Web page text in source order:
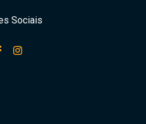
Sociais